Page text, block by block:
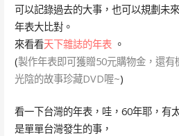
可以記錄過去的大事，也可以規劃未
年表大比對。
來看看天下雜誌的年表。
(製作年表即可獲贈50元購物金，還
光陰的故事珍藏DVD喔~)
看一下台灣的年表，哇，60年耶，有
是單單台灣發生的事，